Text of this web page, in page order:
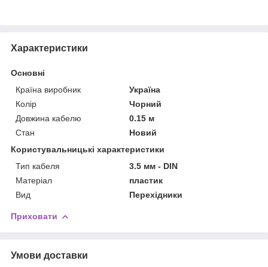
Характеристики
Основні
Країна виробник
Україна
Колір
Чорний
Довжина кабелю
0.15 м
Стан
Новий
Користувальницькі характеристики
Тип кабеля
3.5 мм - DIN
Матеріал
пластик
Вид
Перехідники
Приховати
Умови доставки